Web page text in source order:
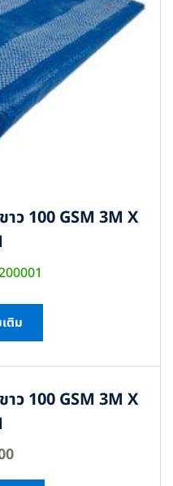
าว 100 GSM 3M X
ติม
าว 100 GSM 3M X